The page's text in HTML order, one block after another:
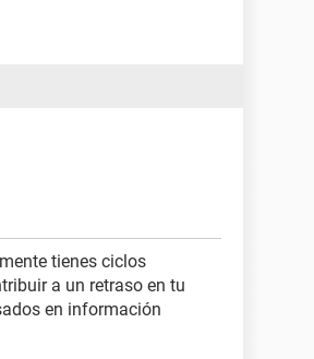
tienes ciclos
a un retraso en tu
en información